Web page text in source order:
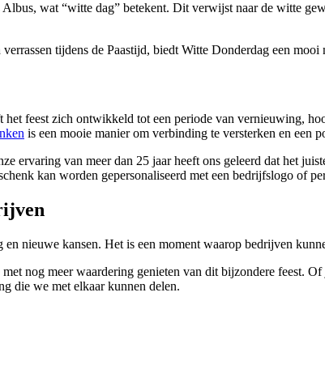
Albus, wat “witte dag” betekent. Dit verwijst naar de witte
tijdens de Paastijd, biedt Witte Donderdag een mooi
het feest zich ontwikkeld tot een periode van vernieuwing,
is een mooie manier om verbinding te versterken en een
ervaring van meer dan 25 jaar heeft ons geleerd dat het
kan worden gepersonaliseerd met een bedrijfslogo of
nieuwe kansen. Het is een moment waarop bedrijven
nog meer waardering genieten van dit bijzondere feest.
die we met elkaar kunnen delen.